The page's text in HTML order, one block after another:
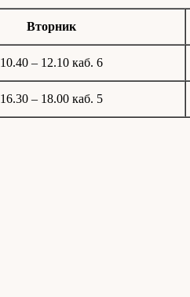
Вторник
10.40 – 12.10 каб. 6
16.30 – 18.00 каб. 5